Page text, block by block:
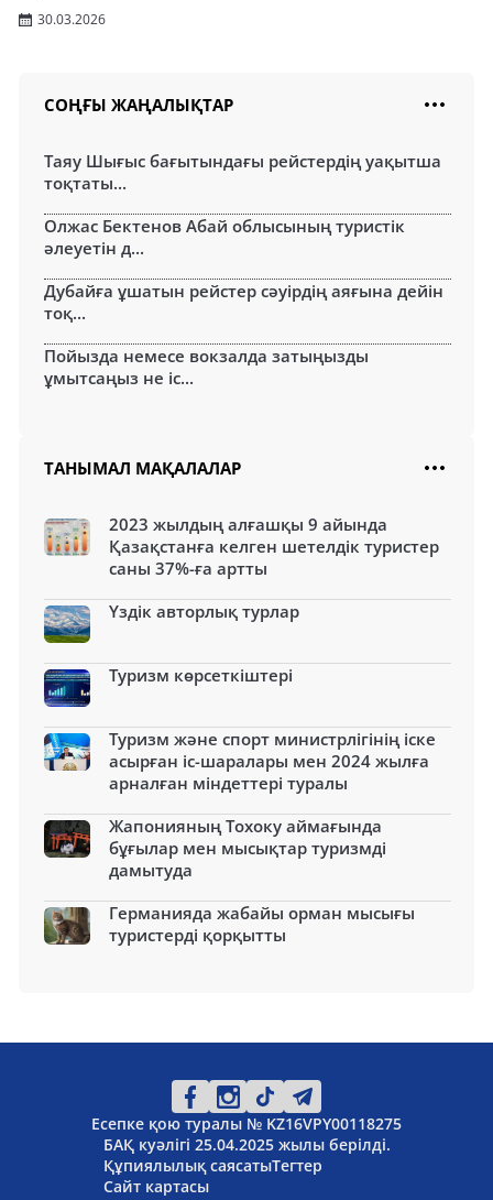
30.03.2026
СОҢҒЫ ЖАҢАЛЫҚТАР
Таяу Шығыс бағытындағы рейстердің уақытша
тоқтаты...
Олжас Бектенов Абай облысының туристік
әлеуетін д...
Дубайға ұшатын рейстер сәуірдің аяғына дейін
тоқ...
Пойызда немесе вокзалда затыңызды
ұмытсаңыз не іс...
ТАНЫМАЛ МАҚАЛАЛАР
2023 жылдың алғашқы 9 айында
Қазақстанға келген шетелдік туристер
саны 37%-ға артты
Үздік авторлық турлар
Туризм көрсеткіштері
Туризм және спорт министрлігінің іске
асырған іс-шаралары мен 2024 жылға
арналған міндеттері туралы
Жапонияның Тохоку аймағында
бұғылар мен мысықтар туризмді
дамытуда
Германияда жабайы орман мысығы
туристерді қорқытты
Есепке қою туралы № KZ16VPY00118275
БАҚ куәлігі 25.04.2025 жылы берілді.
Құпиялылық саясатыТегтер
Сайт картасы